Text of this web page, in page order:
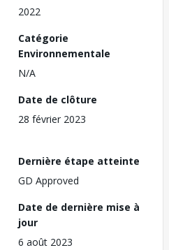
2022
Catégorie
Environnementale
N/A
Date de clôture
28 février 2023
Dernière étape atteinte
GD Approved
Date de dernière mise à
jour
6 août 2023